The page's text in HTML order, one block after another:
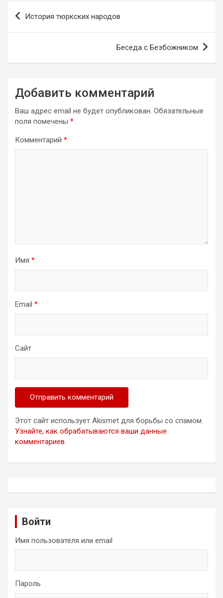
Навигация
История тюркских народов
Беседа с Безбожником
Добавить комментарий
Ваш адрес email не будет опубликован. Обязательные
поля помечены *
Комментарий *
Имя *
Email *
Сайт
Этот сайт использует Akismet для борьбы со спамом.
Узнайте, как обрабатываются ваши данные
комментариев.
Войти
Имя пользователя или email
Пароль